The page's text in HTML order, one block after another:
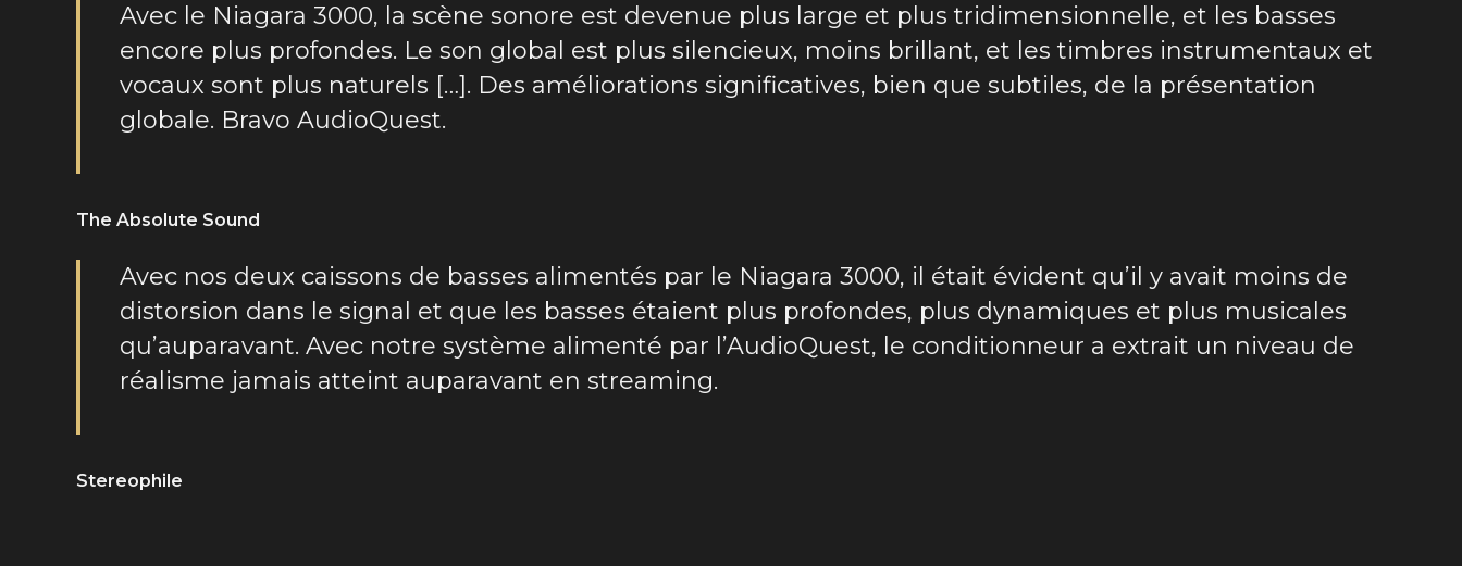
Avec le Niagara 3000, la scène sonore est devenue plus large et plus tridimensionnelle, et les basses
encore plus profondes. Le son global est plus silencieux, moins brillant, et les timbres instrumentaux et
vocaux sont plus naturels […]. Des améliorations significatives, bien que subtiles, de la présentation
globale. Bravo AudioQuest.
The Absolute Sound
Avec nos deux caissons de basses alimentés par le Niagara 3000, il était évident qu’il y avait moins de
distorsion dans le signal et que les basses étaient plus profondes, plus dynamiques et plus musicales
qu’auparavant. Avec notre système alimenté par l’AudioQuest, le conditionneur a extrait un niveau de
réalisme jamais atteint auparavant en streaming.
Stereophile